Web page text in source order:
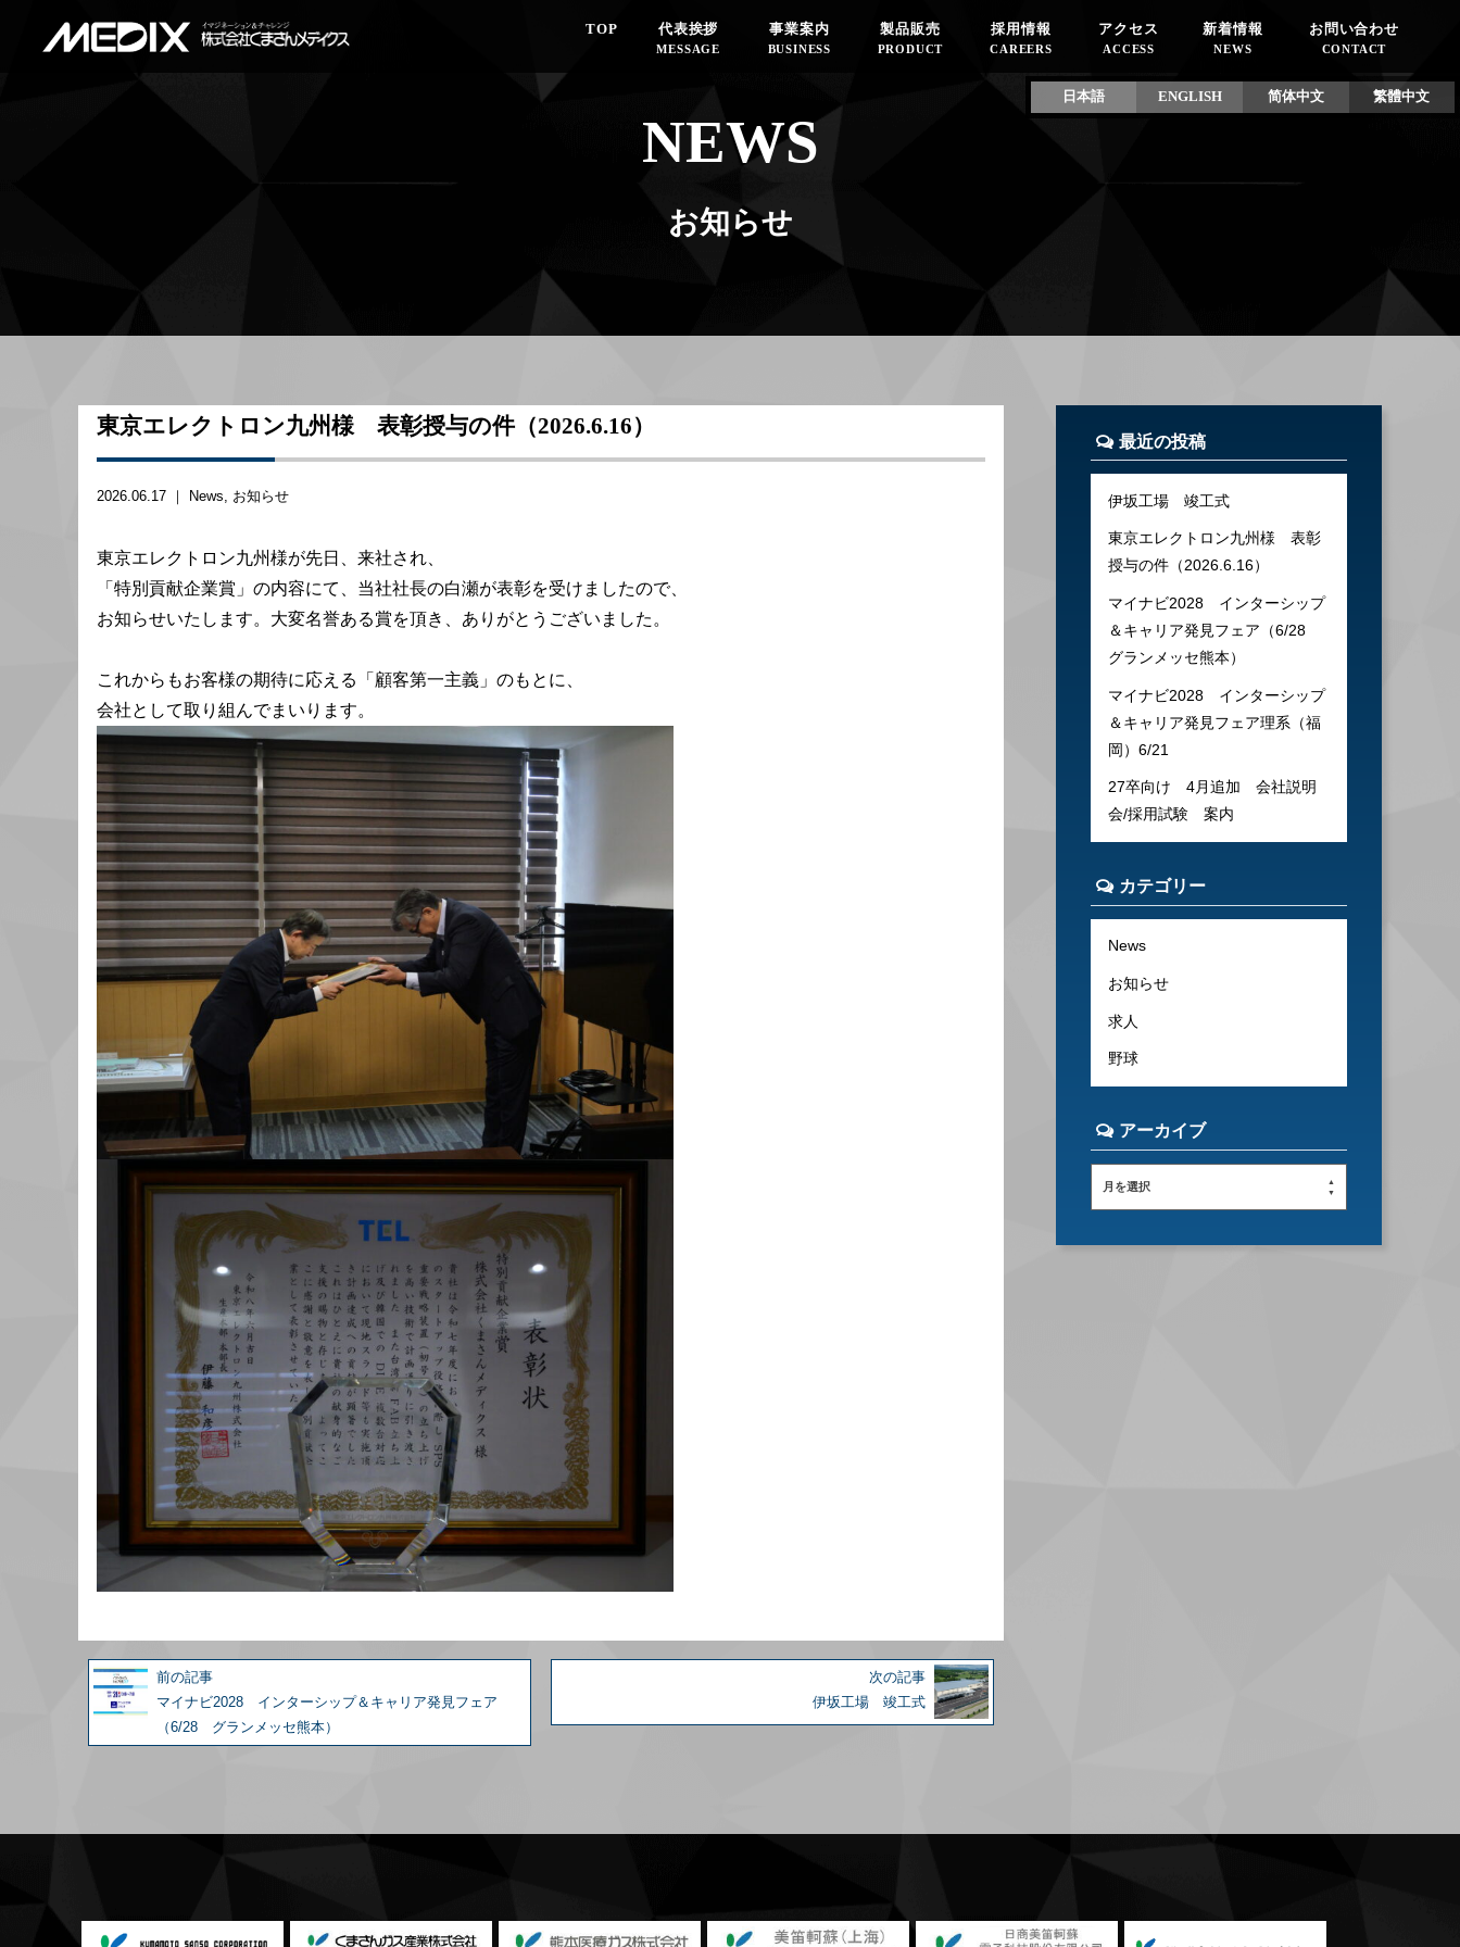
TOP 代表挨拶
MESSAGE
事業案内
BUSINESS
製品販売
PRODUCT
採用情報
CAREERS
アクセス
ACCESS
新着情報
NEWS
お問い合わせ
CONTACT
ENGLISH
日本語 简体中文 繁體中文
NEWS
お知らせ
東京エレクトロン九州様 表彰授与の件（2026.6.16）
2026.06.17 ｜ News お知らせ
東京エレクトロン九州様が先日、来社され、
「特別貢献企業賞」の内容にて、当社社長の白瀬が表彰を受けましたので、
お知らせいたします。大変名誉ある賞を頂き、ありがとうございました。
これからもお客様の期待に応える「顧客第一主義」のもとに、
会社として取り組んでまいります。
前の記事
マイナビ2028 インターシップ＆キャリア発見フェア
（6/28 グランメッセ熊本）
次の記事
伊坂工場 竣工式
最近の投稿
伊坂工場 竣工式
東京エレクトロン九州様 表彰
授与の件（2026.6.16）
マイナビ2028 インターシップ
＆キャリア発見フェア（6/28
グランメッセ熊本）
マイナビ2028 インターシップ
＆キャリア発見フェア理系（福
岡）6/21
27卒向け 4月追加 会社説明
会/採用試験 案内
カテゴリー
News
お知らせ
求人
野球
アーカイブ
月を選択